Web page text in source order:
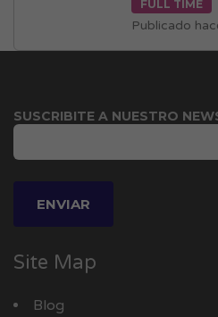
FULL TIME
Publicado
SUSCRIBITE A NUESTRO
Site Map
Blog